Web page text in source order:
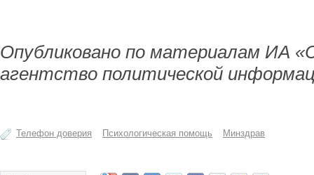
Опубликовано по материалам ИА
агентство политической
Телефон доверия Психологическая помощь Минздрав